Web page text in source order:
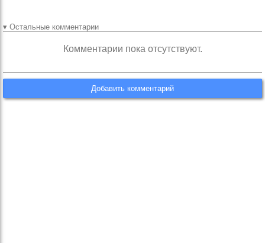
▾ Остальные комментарии
Комментарии пока отсутствуют.
Добавить комментарий